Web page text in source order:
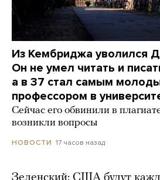
Из Кембриджа уволился
Он не умел читать и
а в 37 стал самым
профессором в
Сейчас его обвинили в
возникли вопросы
НОВОСТИ 17 часов назад